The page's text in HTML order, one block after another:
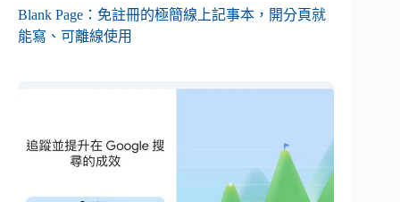
Blank Page：免註冊的極簡線上記事本，開分頁就
能寫、可離線使用